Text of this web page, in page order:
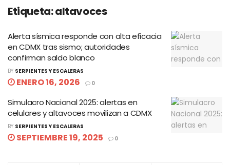
Etiqueta:altavoces
Alerta sísmica responde con alta eficacia
en CDMX tras sismo; autoridades
confirman saldo blanco
BY SERPIENTES Y ESCALERAS
ENERO 16, 2026 0
Simulacro Nacional 2025: alertas en
celulares y altavoces movilizan a CDMX
BY SERPIENTES Y ESCALERAS
SEPTIEMBRE 19, 2025 0